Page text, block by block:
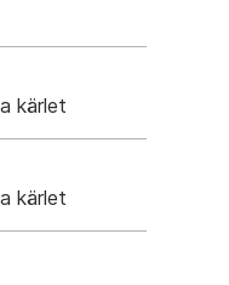
kärlet
kärlet